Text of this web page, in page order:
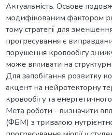
Актуальність. Осьове
модифікованим фактором
тому стратегії для
прогресування є
порушення кровообігу
може впливати на
Для запобігання розвитку
акцент на нейротекторну
кровообігу та
Мета роботи - визначити
(ФБМ) з тривалою